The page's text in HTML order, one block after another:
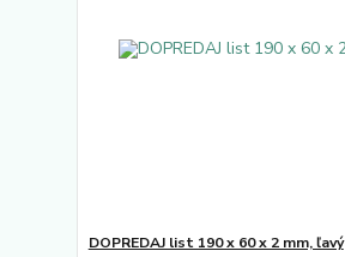
DOPREDAJ list 190 x 60 x 2 mm, ľavý